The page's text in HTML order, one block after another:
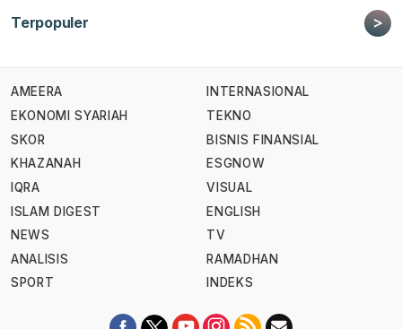
Terpopuler >
AMEERA
EKONOMI SYARIAH
SKOR
KHAZANAH
IQRA
ISLAM DIGEST
NEWS
ANALISIS
SPORT
INTERNASIONAL
TEKNO
BISNIS FINANSIAL
ESGNOW
VISUAL
ENGLISH
TV
RAMADHAN
INDEKS